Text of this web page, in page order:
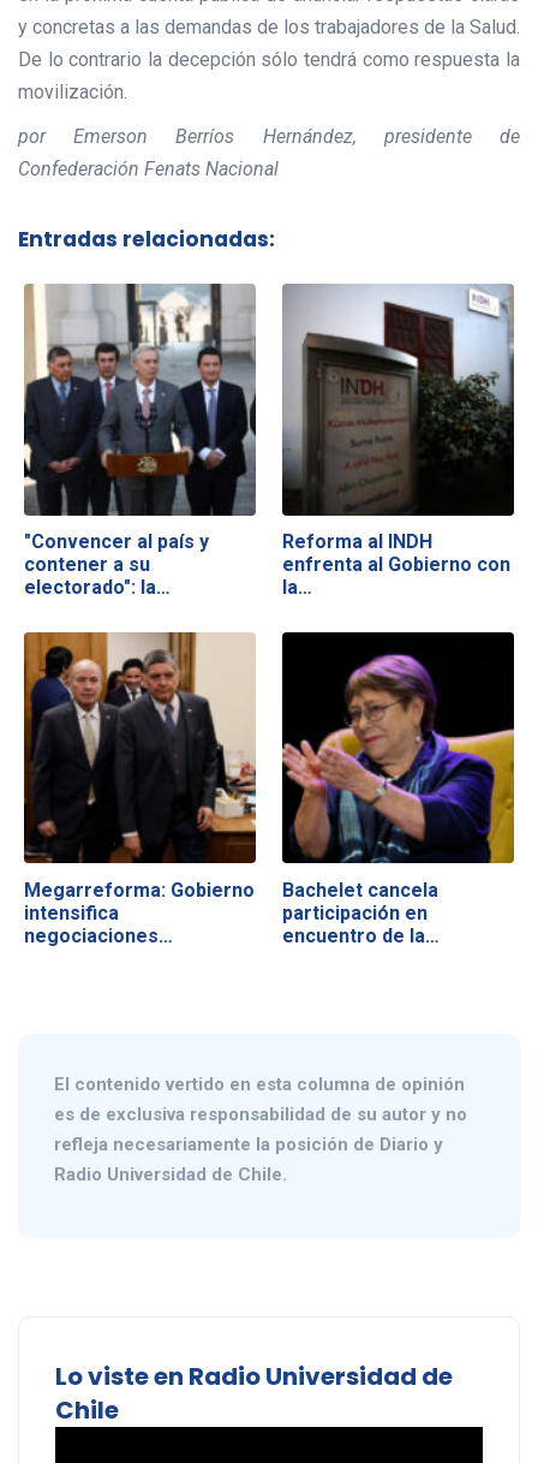
y concretas a las demandas de los trabajadores de la Salud.
De lo contrario la decepción sólo tendrá como respuesta la
movilización.
por Emerson Berríos Hernández, presidente de
Confederación Fenats Nacional
Entradas relacionadas:
"Convencer al país y
contener a su
electorado": la…
Reforma al INDH
enfrenta al Gobierno con
la…
Megarreforma: Gobierno
intensifica
negociaciones…
Bachelet cancela
participación en
encuentro de la…
El contenido vertido en esta columna de opinión
es de exclusiva responsabilidad de su autor y no
refleja necesariamente la posición de Diario y
Radio Universidad de Chile.
Lo viste en Radio Universidad de
Chile